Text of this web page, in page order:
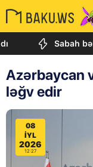
Sabah bəzi
Azərbaycan
ləğv edir
08
IYL
2026
12:27